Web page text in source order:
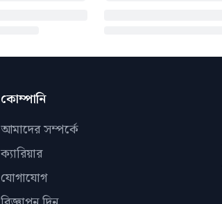
কোম্পানি
আমাদের সম্পর্কে
ক্যারিয়ার
যোগাযোগ